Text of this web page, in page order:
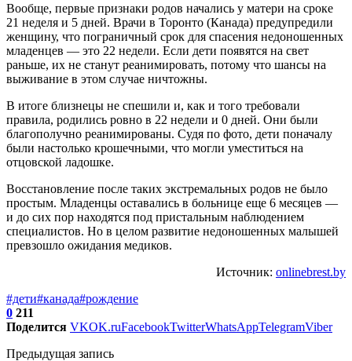
Вообще, первые признаки родов начались у матери на сроке
21 неделя и 5 дней. Врачи в Торонто (Канада) предупредили
женщину, что пограничный срок для спасения недоношенных
младенцев — это 22 недели. Если дети появятся на свет
раньше, их не станут реанимировать, потому что шансы на
выживание в этом случае ничтожны.
В итоге близнецы не спешили и, как и того требовали
правила, родились ровно в 22 недели и 0 дней. Они были
благополучно реанимированы. Судя по фото, дети поначалу
были настолько крошечными, что могли уместиться на
отцовской ладошке.
Восстановление после таких экстремальных родов не было
простым. Младенцы оставались в больнице еще 6 месяцев —
и до сих пор находятся под пристальным наблюдением
специалистов. Но в целом развитие недоношенных малышей
превзошло ожидания медиков.
Источник: onlinebrest.by
#дети#канада#рождение
0 211
Поделится VKOK.ruFacebookTwitterWhatsAppTelegramViber
Предыдущая запись